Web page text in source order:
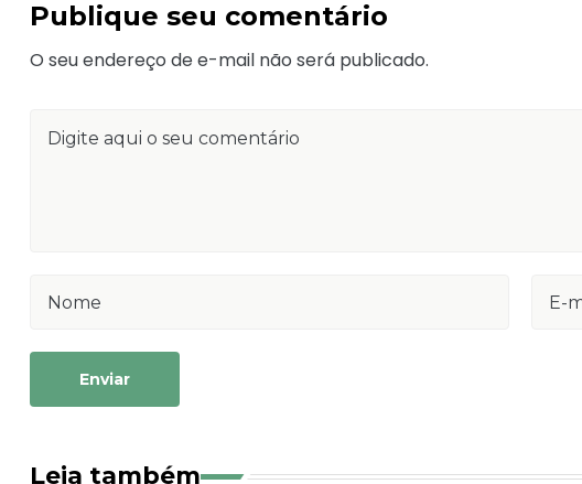
Publique seu comentário
O seu endereço de e-mail não será publicado.
Enviar
Leia também